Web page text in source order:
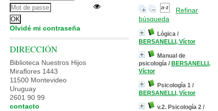
Refinar
búsqueda
Lógica /
BERSANELLI, Víctor
Manual de
psicología / BERSANELLI,
Víctor
Psicología 1 /
BERSANELLI, Víctor
v.2. Psicología 2 /
Olvidé mi contraseña
DIRECCIÓN
Biblioteca Nuestros Hijos
Miraflores 1443
11500 Montevideo
Uruguay
2601 90 99
contacto